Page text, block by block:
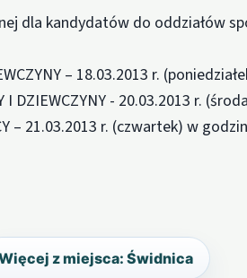
dla kandydatów do oddziałów
– 18.03.2013 r.
I DZIEWCZYNY - 20.03.2013 r.
– 21.03.2013 r. (czwartek) w
z miejsca: Świdnica